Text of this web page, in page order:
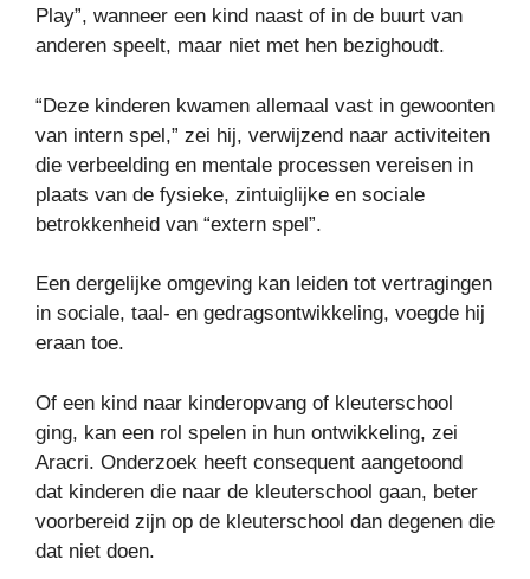
Play”, wanneer een kind naast of in de buurt van
anderen speelt, maar niet met hen bezighoudt.
“Deze kinderen kwamen allemaal vast in gewoonten
van intern spel,” zei hij, verwijzend naar activiteiten
die verbeelding en mentale processen vereisen in
plaats van de fysieke, zintuiglijke en sociale
betrokkenheid van “extern spel”.
Een dergelijke omgeving kan leiden tot vertragingen
in sociale, taal- en gedragsontwikkeling, voegde hij
eraan toe.
Of een kind naar kinderopvang of kleuterschool
ging, kan een rol spelen in hun ontwikkeling, zei
Aracri. Onderzoek heeft consequent aangetoond
dat kinderen die naar de kleuterschool gaan, beter
voorbereid zijn op de kleuterschool dan degenen die
dat niet doen.